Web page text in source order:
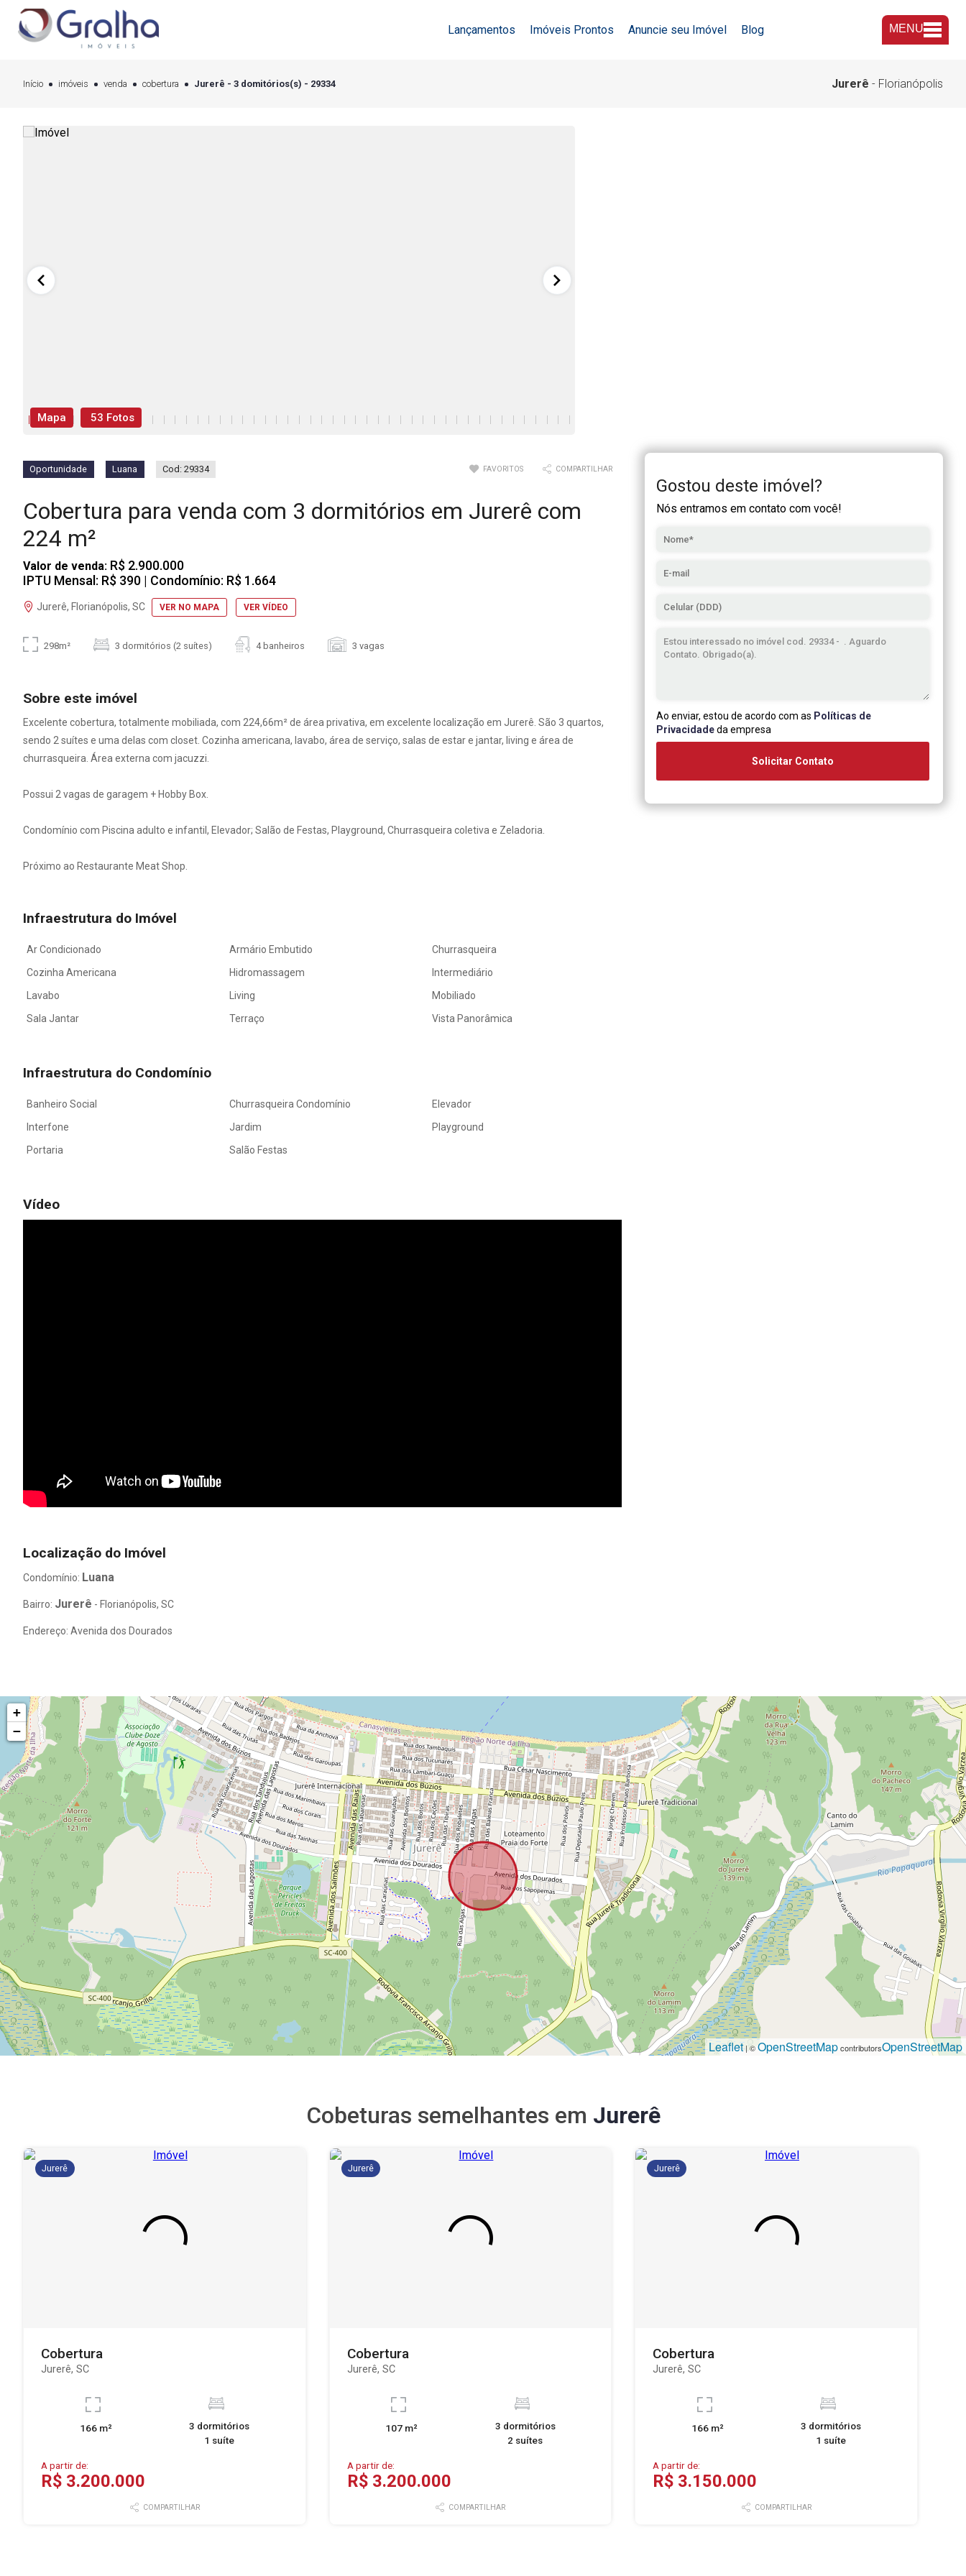
Lançamentos Imóveis Prontos Anuncie seu Imóvel Blog MENU
Início imóveis venda cobertura Jurerê - 3 domitórios(s) - 29334 Jurerê - Florianópolis
Mapa 53 Fotos
Oportunidade Luana Cod: 29334 FAVORITOS COMPARTILHAR
Cobertura para venda com 3 dormitórios em Jurerê com
224 m²
Valor de venda: R$ 2.900.000
IPTU Mensal: R$ 390 | Condomínio: R$ 1.664
Jurerê, Florianópolis, SC VER NO MAPA VER VÍDEO
298m² 3 dormitórios (2 suítes) 4 banheiros 3 vagas
Sobre este imóvel
Excelente cobertura, totalmente mobiliada, com 224,66m² de área privativa, em excelente localização em Jurerê. São 3 quartos,
sendo 2 suítes e uma delas com closet. Cozinha americana, lavabo, área de serviço, salas de estar e jantar, living e área de
churrasqueira. Área externa com jacuzzi.
Possui 2 vagas de garagem + Hobby Box.
Condomínio com Piscina adulto e infantil, Elevador; Salão de Festas, Playground, Churrasqueira coletiva e Zeladoria.
Próximo ao Restaurante Meat Shop.
Infraestrutura do Imóvel
Ar Condicionado Armário Embutido
Churrasqueira
Cozinha Americana
Hidromassagem
Intermediário
Lavabo
Living
Mobiliado
Sala Jantar
Terraço Vista Panorâmica
Infraestrutura do Condomínio
Banheiro Social Churrasqueira Condomínio
Elevador
Interfone
Jardim
Playground
Portaria
Salão Festas
Vídeo
Localização do Imóvel
Condomínio: Luana
Bairro: Jurerê - Florianópolis, SC
Endereço: Avenida dos Dourados
Gostou deste imóvel?
Nós entramos em contato com você!
Ao enviar, estou de acordo com as Políticas de
Privacidadeda empresa
Solicitar Contato
+
−
Leaflet| ©OpenStreetMapcontributorsOpenStreetMap
Cobeturas semelhantes em Jurerê
Jurerê
Cobertura
Jurerê, SC
166 m²
3 dormitórios
1 suíte
A partir de:
R$ 3.200.000
COMPARTILHAR
Jurerê
Cobertura
Jurerê, SC
107 m²
3 dormitórios
2 suítes
A partir de:
R$ 3.200.000
COMPARTILHAR
Jurerê
Cobertura
Jurerê, SC
166 m²
3 dormitórios
1 suíte
A partir de:
R$ 3.150.000
COMPARTILHAR